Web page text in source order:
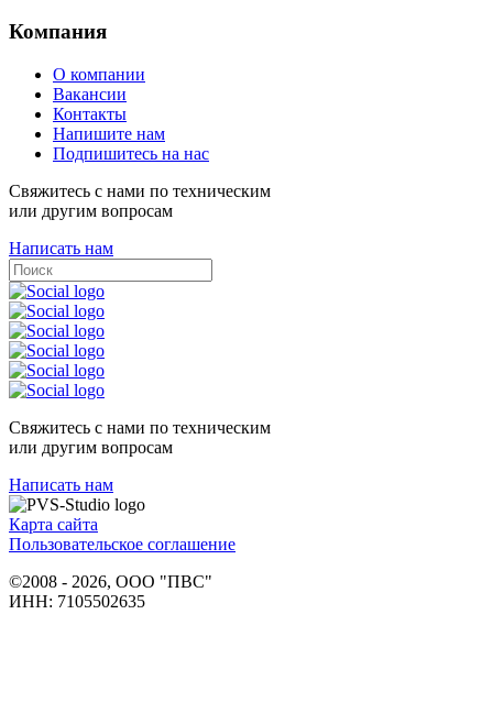
Компания
О компании
Вакансии
Контакты
Напишите нам
Подпишитесь на нас
Свяжитесь с нами по техническим
или другим вопросам
Написать нам
Свяжитесь с нами по техническим
или другим вопросам
Написать нам
Карта сайта
Пользовательское соглашение
©2008 - 2026, ООО "ПВС"
ИНН: 7105502635